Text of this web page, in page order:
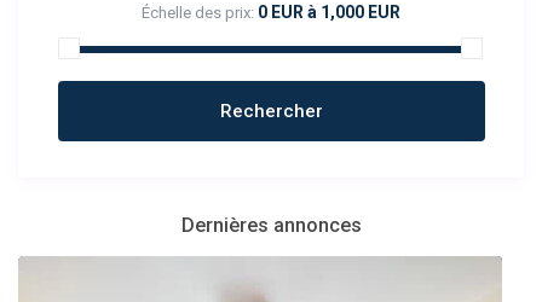
Échelle des prix: 0 EUR à 1,000 EUR
Dernières annonces